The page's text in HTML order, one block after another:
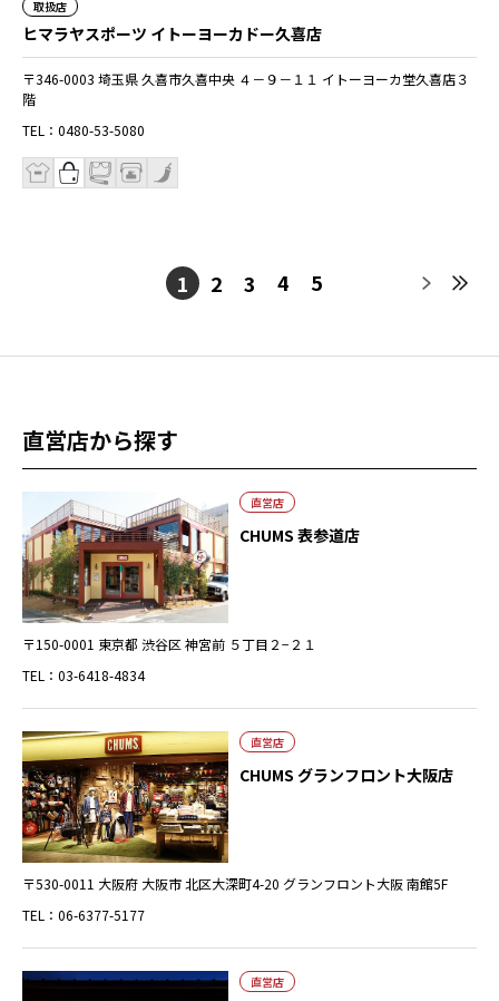
取扱店
ヒマラヤスポーツ イトーヨーカドー久喜店
〒346-0003 埼玉県 久喜市久喜中央 ４－９－１１ イトーヨーカ堂久喜店３
階
TEL：0480-53-5080
1 2 3 4 5
直営店から探す
直営店
CHUMS 表参道店
〒150-0001 東京都 渋谷区 神宮前 ５丁目２−２１
TEL：03-6418-4834
直営店
CHUMS グランフロント大阪店
〒530-0011 大阪府 大阪市 北区大深町4-20 グランフロント大阪 南館5F
TEL：06-6377-5177
直営店